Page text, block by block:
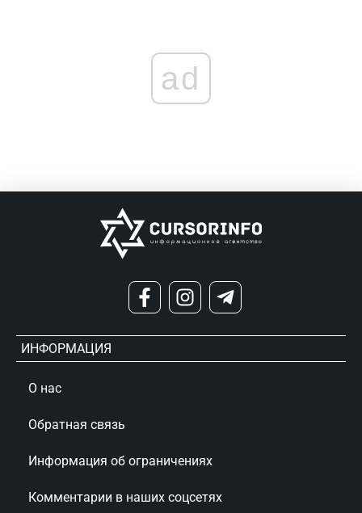
ad
ИНФОРМАЦИЯ
О нас
Обратная связь
Информация об ограничениях
Комментарии в наших соцсетях